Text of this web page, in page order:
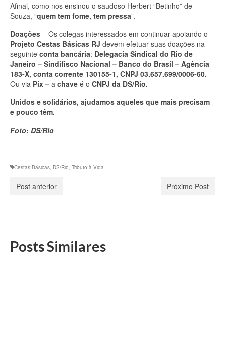
Afinal, como nos ensinou o saudoso Herbert “Betinho” de
Souza, “quem tem fome, tem pressa”.
Doações – Os colegas interessados em continuar apoiando o
Projeto Cestas Básicas RJ devem efetuar suas doações na
seguinte conta bancária: Delegacia Sindical do Rio de
Janeiro – Sindifisco Nacional – Banco do Brasil – Agência
183-X, conta corrente 130155-1, CNPJ 03.657.699/0006-60.
Ou via Pix – a chave é o CNPJ da DS/Rio.
Unidos e solidários, ajudamos aqueles que mais precisam
e pouco têm.
Foto: DS/Rio
Cestas Básicas, DS/Rio, Tributo à Vida
Post anterior Próximo Post
Posts Similares